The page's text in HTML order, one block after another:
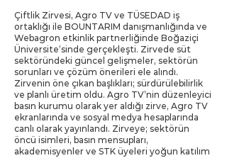
Çiftlik Zirvesi, Agro TV ve TÜSEDAD iş
ortaklığı ile BOUNTARIM danışmanlığında ve
Webagron etkinlik partnerliğinde Boğaziçi
Üniversite’sinde gerçekleşti. Zirvede süt
sektöründeki güncel gelişmeler, sektörün
sorunları ve çözüm önerileri ele alındı.
Zirvenin öne çıkan başlıkları; sürdürülebilirlik
ve planlı üretim oldu. Agro TV’nin düzenleyici
basın kurumu olarak yer aldığı zirve, Agro TV
ekranlarında ve sosyal medya hesaplarında
canlı olarak yayınlandı. Zirveye; sektörün
öncü isimleri, basın mensupları,
akademisyenler ve STK üyeleri yoğun katılım